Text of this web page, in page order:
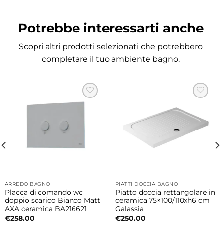
Design contemporaneo firmato
Massimiliano Cicconi
La collezione Aquatech si distingue per uno
forme fluide e linee essenziali che
valorizzano il bagno con personalità e
raffinatezza.
Installazione freestanding moderna e
rende il lavabo protagonista dell’ambiente
bagno creando un effetto elegante e
contemporaneo perfetto per spazi moderni
Potrebbe interessarti anche
Scopri altri prodotti selezionati che potrebbero
completare il tuo ambiente bagno.
ARREDO BAGNO
Placca di comando wc
doppio scarico Bianco Matt
AXA ceramica BA216621
€258.00
PIATTI DOCCIA BAGNO
Piatto doccia rettangolare in
ceramica 75×100/110xh6 cm
Galassia
€250.00